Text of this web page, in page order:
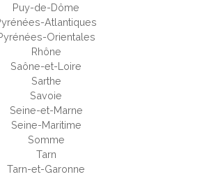
Puy-de-Dôme
Atlantiques
Orientales
Rhône
Saône-et-Loire
Sarthe
Savoie
Seine-et-Marne
Seine-Maritime
Somme
Tarn
Tarn-et-Garonne